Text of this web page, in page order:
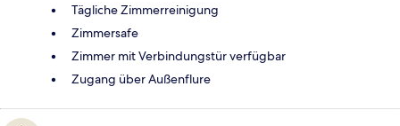
Tägliche Zimmerreinigung
Zimmersafe
Zimmer mit Verbindungstür verfügbar
Zugang über Außenflure